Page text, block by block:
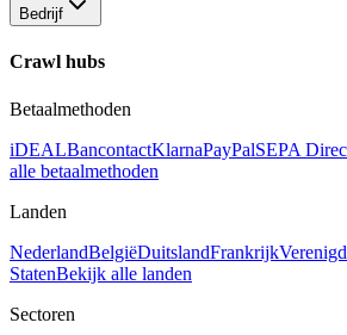
Bedrijf
Crawl hubs
Betaalmethoden
iDEALBancontactKlarnaPayPalSEPA
alle betaalmethoden
Landen
NederlandBelgiëDuitslandFrankrijk
StatenBekijk alle landen
Sectoren